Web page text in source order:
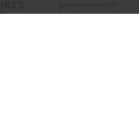
legifrance.gouv.fr